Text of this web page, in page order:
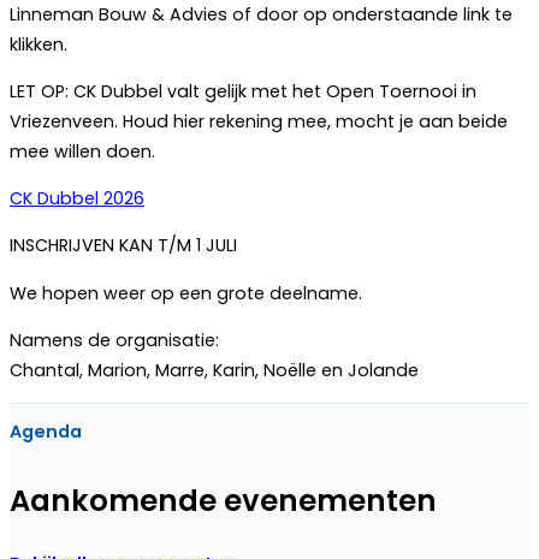
Linneman Bouw & Advies of door op onderstaande link te
klikken.
LET OP: CK Dubbel valt gelijk met het Open Toernooi in
Vriezenveen. Houd hier rekening mee, mocht je aan beide
mee willen doen.
CK Dubbel 2026
INSCHRIJVEN KAN T/M 1 JULI
We hopen weer op een grote deelname.
Namens de organisatie:
Chantal, Marion, Marre, Karin, Noëlle en Jolande
Agenda
Aankomende evenementen